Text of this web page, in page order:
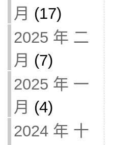
月 (17)
2025 年 二
月 (7)
2025 年 一
月 (4)
2024 年 十